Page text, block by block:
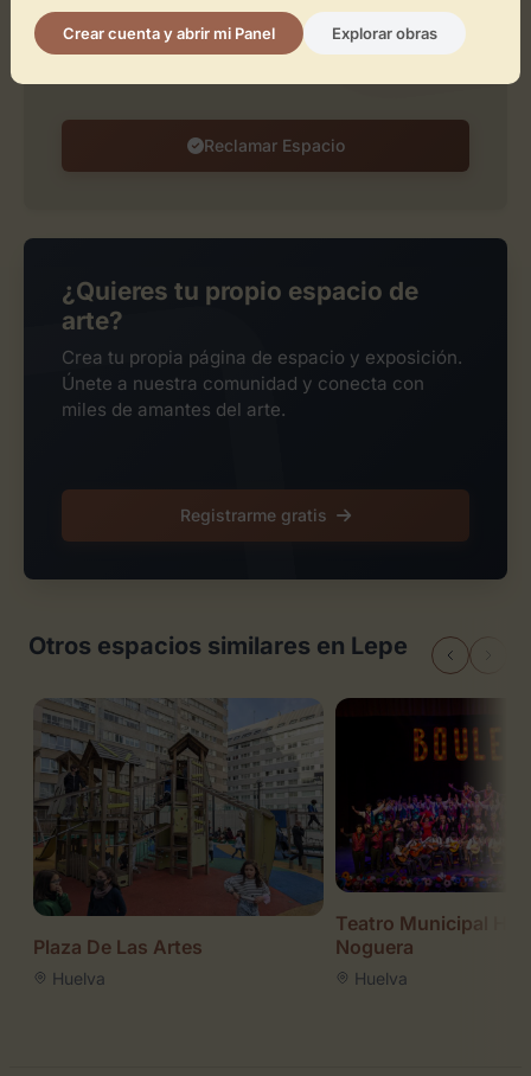
perfil, publicar exposiciones y añadir obras de
arte.
Reclamar Espacio
¿Quieres tu propio espacio de
arte?
Crea tu propia página de espacio y exposición.
Únete a nuestra comunidad y conecta con
miles de amantes del arte.
Registrarme gratis
Otros espacios similares en Lepe
Plaza De Las Artes
Huelva
Teatro Municipal
Noguera
Huelva
Crear cuenta y abrir mi Panel Explorar obras